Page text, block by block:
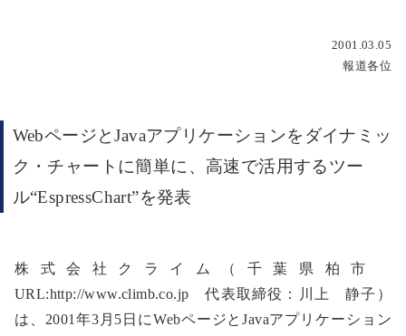
2001.03.05
報道各位
WebページとJavaアプリケーションをダイナミッ
ク・チャートに簡単に、高速で活用するツー
ル“EspressChart”を発表
株式会社クライム（千葉県柏市
URL:http://www.climb.co.jp 代表取締役：川上 静子）
は、2001年3月5日にWebページとJavaアプリケーション